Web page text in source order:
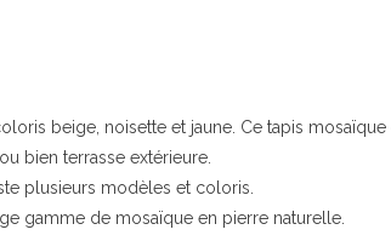
beige, noisette et jaune. Ce tapis
bien terrasse extérieure.
plusieurs modèles et coloris.
gamme de mosaïque en pierre naturelle.